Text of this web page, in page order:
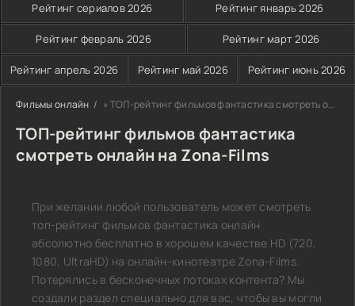
Рейтинг сериалов 2026 Рейтинг январь 2026
Рейтинг февраль 2026 Рейтинг март 2026
Рейтинг апрель 2026 Рейтинг май 2026 Рейтинг июнь 2026
Фильмы онлайн » ТОП-рейтинг фильмов фантастика смотреть онлайн на Zona-Films
ТОП-рейтинг фильмов фантастика
смотреть онлайн на Zona-Films
При желании любой пользователь может смотреть
топ-рейтинг фильмов фантастика онлайн
абсолютно бесплатно в хорошем качестве HD (720,
1080, UltraHD) на онлайн-кинотеатре Zona-Films.
Потерялись в бесконечных потоках контента? Мы
создали раздел специально для вас, чтобы вы могли